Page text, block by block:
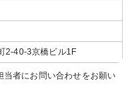
2-40-3京橋ビル1F
者にお問い合わせをお願い